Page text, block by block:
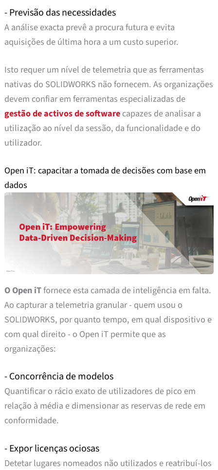
- Previsão das necessidades
A análise exacta prevê a procura futura e evita
aquisições de última hora a um custo superior.
Isto requer um nível de telemetria que as ferramentas
nativas do SOLIDWORKS não fornecem. As organizações
devem confiar em ferramentas especializadas de
gestão de activos de softwarecapazes de analisar a
utilização ao nível da sessão, da funcionalidade e do
utilizador.
Open iT: capacitar a tomada de decisões com base em
dados
O Open iTfornece esta camada de inteligência em falta.
Ao capturar a telemetria granular - quem usou o
SOLIDWORKS, por quanto tempo, em qual dispositivo e
com qual direito - o Open iT permite que as
organizações:
- Concorrência de modelos
Quantificar o rácio exato de utilizadores de pico em
relação à média e dimensionar as reservas de rede em
conformidade.
- Expor licenças ociosas
Detetar lugares nomeados não utilizados e reatribuí-los